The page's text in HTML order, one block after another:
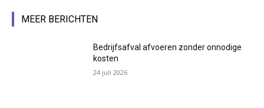
MEER BERICHTEN
Bedrijfsafval afvoeren zonder onnodige
kosten
24 juli 2026